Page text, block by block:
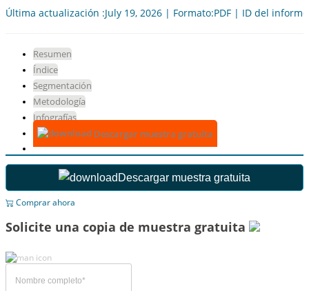
Última actualización :July 19, 2026 | Formato:PDF | ID del
Resumen
Índice
Segmentación
Metodología
Infografías
Descargar muestra gratuita
Descargar muestra gratuita
Comprar ahora
Solicite una copia de muestra gratuita